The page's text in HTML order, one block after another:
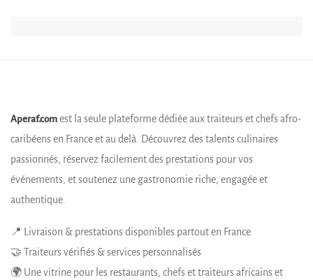
Aperaf.com est la seule plateforme dédiée aux traiteurs et chefs afro-
caribéens en France et au delà. Découvrez des talents culinaires
passionnés, réservez facilement des prestations pour vos
événements, et soutenez une gastronomie riche, engagée et
authentique.
📍 Livraison & prestations disponibles partout en France
🤝 Traiteurs vérifiés & services personnalisés
🌍 Une vitrine pour les restaurants, chefs et traiteurs africains et